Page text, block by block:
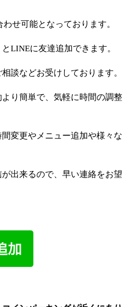
せ可能となっております。
LINEに友達追加できます。
談などお受けしております。
り簡単で、気軽に時間の調整
変更やメニュー追加や様々な
出来るので、早い連絡をお望